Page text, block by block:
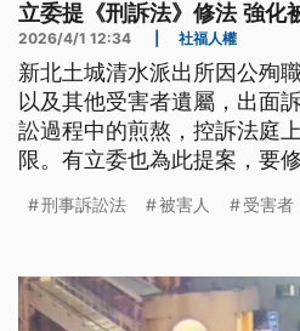
立委提《刑訴法》修法 強化
2026/4/1 12:34 社福人權
新北土城清水派出所因公殉
以及其他受害者遺屬，出面
訟過程中的煎熬，控訴法庭
限。有立委也為此提案，要
序中的局外人。
刑事訴訟法 被害人 受害者